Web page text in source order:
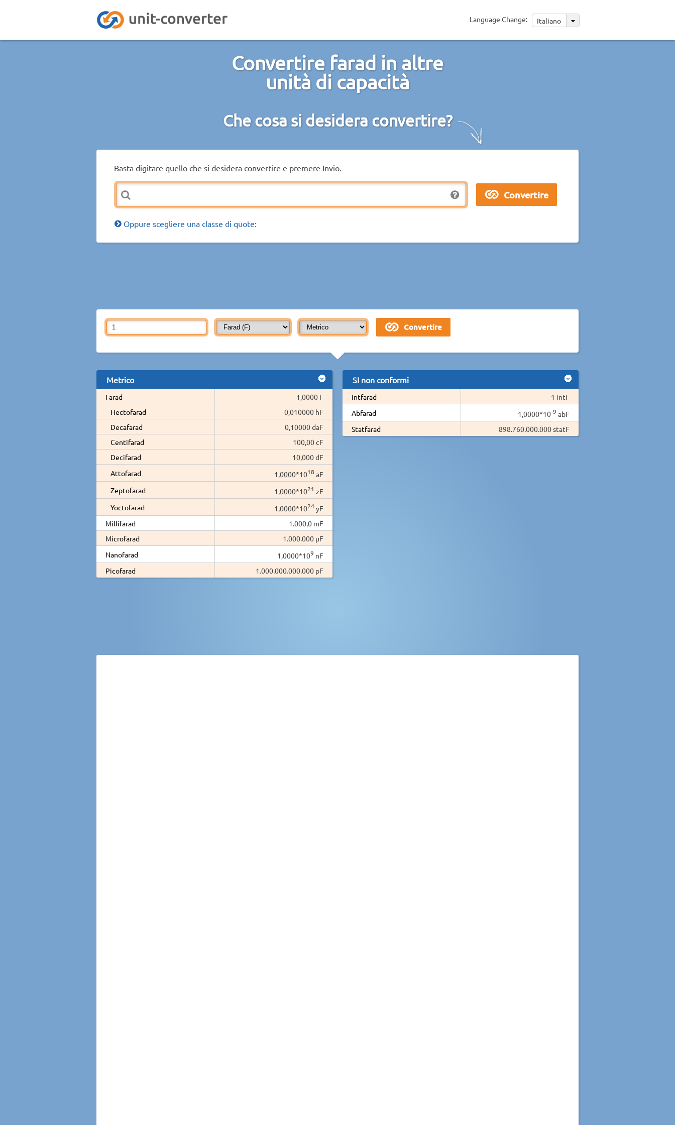
Language Change: Italiano
Convertire farad in altre
unità di capacità
Che cosa si desidera convertire?
Basta digitare quello che si desidera convertire e premere Invio.
Oppure scegliere una classe di quote:
Metrico
Farad
1,0000 F
Hectofarad
0,010000 hF
Decafarad
0,10000 daF
Centifarad
100,00 cF
Decifarad
10,000 dF
Attofarad
1,0000*1018 aF
Zeptofarad
1,0000*1021 zF
Yoctofarad
1,0000*1024yF
Millifarad
1.000,0 mF
Microfarad
1.000.000 µF
Nanofarad
1,0000*109 nF
Picofarad
1.000.000.000.000 pF
SI non conformi
Intfarad
1 intF
Abfarad
1,0000*10-9 abF
Statfarad
898.760.000.000 statF